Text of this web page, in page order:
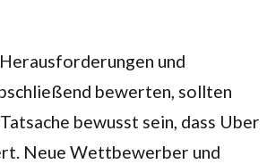
und
bewerten, sollten
bewusst sein, dass Uber
Neue Wettbewerber und